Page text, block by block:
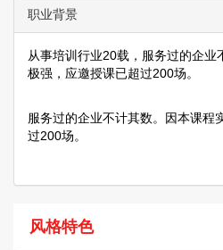
职业背景
从事培训行业20载，服务过的企业
极强，应邀授课已超过200场。
服务过的企业不计其数。因本课程
过200场。
风格特色